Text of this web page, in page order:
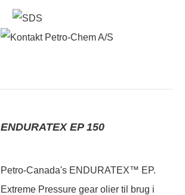
ENDURATEX EP 150
Petro-Canada's ENDURATEX™ EP.
Extreme Pressure gear olier til brug i